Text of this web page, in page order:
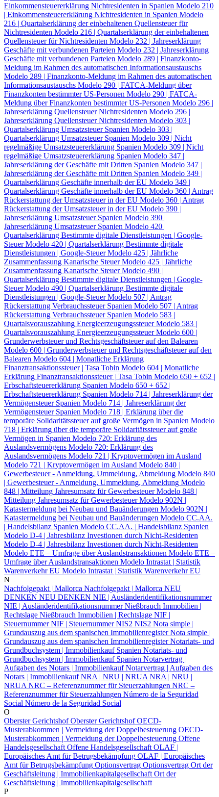
Einkommensteuererklärung Nichtresidenten in Spanien Modelo 210
| Einkommensteuererklärung Nichtresidenten in Spanien Modelo
216 | Quartalserklärung der einbehaltenen Quellensteuer für
Nichtresidenten Modelo 216 | Quartalserklärung der einbehaltenen
Quellensteuer für Nichtresidenten Modelo 232 | Jahreserklärung
Geschäfte mit verbundenen Parteien Modelo 232 | Jahreserklärung
Geschäfte mit verbundenen Parteien Modelo 289 | Finanzkonto-
Meldung im Rahmen des automatischen Informationsaustauschs
Modelo 289 | Finanzkonto-Meldung im Rahmen des automatischen
Informationsaustauschs Modelo 290 | FATCA-Meldung über
Finanzkonten bestimmter US-Personen Modelo 290 | FATCA-
Meldung über Finanzkonten bestimmter US-Personen Modelo 296 |
Jahreserklärung Quellensteuer Nichtresidenten Modelo 296 |
Jahreserklärung Quellensteuer Nichtresidenten Modelo 303 |
Quartalserklärung Umsatzsteuer Spanien Modelo 303 |
Quartalserklärung Umsatzsteuer Spanien Modelo 309 | Nicht
regelmäßige Umsatzsteuererklärung Spanien Modelo 309 | Nicht
regelmäßige Umsatzsteuererklärung Spanien Modelo 347 |
Jahreserklärung der Geschäfte mit Dritten Spanien Modelo 347 |
Jahreserklärung der Geschäfte mit Dritten Spanien Modelo 349 |
Quartalserklärung Geschäfte innerhalb der EU Modelo 349 |
Quartalserklärung Geschäfte innerhalb der EU Modelo 360 | Antrag
Rückerstattung der Umsatzsteuer in der EU Modelo 360 | Antrag
Rückerstattung der Umsatzsteuer in der EU Modelo 390 |
Jahreserklärung Umsatzsteuer Spanien Modelo 390 |
Jahreserklärung Umsatzsteuer Spanien Modelo 420 |
Quartalserklärung Bestimmte digitale Dienstleistungen | Google-
Steuer Modelo 420 | Quartalserklärung Bestimmte digitale
Dienstleistungen | Google-Steuer Modelo 425 | Jährliche
Zusammenfassung Kanarische Steuer Modelo 425 | Jährliche
Zusammenfassung Kanarische Steuer Modelo 490 |
Quartalserklärung Bestimmte digitale Dienstleistungen | Google-
Steuer Modelo 490 | Quartalserklärung Bestimmte digitale
Dienstleistungen | Google-Steuer Modelo 507 | Antrag
Rückerstattung Verbrauchssteuer Spanien Modelo 507 | Antrag
Rückerstattung Verbrauchssteuer Spanien Modelo 583 |
Quartalsvorauszahlung Energieerzeugungssteuer Modelo 583 |
Quartalsvorauszahlung Energieerzeugungssteuer Modelo 600 |
Grunderwerbsteuer und Rechtsgeschäftsteuer auf den Balearen
Modelo 600 | Grunderwerbsteuer und Rechtsgeschäftsteuer auf den
Balearen Modelo 604 | Monatliche Erklärung
Finanztransaktionssteuer | Tasa Tobin Modelo 604 | Monatliche
Erklärung Finanztransaktionssteuer | Tasa Tobin Modelo 650 + 652 |
Erbschaftsteuererklärung Spanien Modelo 650 + 652 |
Erbschaftsteuererklärung Spanien Modelo 714 | Jahreserklärung der
Vermögensteuer Spanien Modelo 714 | Jahreserklärung der
Vermögensteuer Spanien Modelo 718 | Erklärung über die
temporäre Solidaritätssteuer auf große Vermögen in Spanien Modelo
718 | Erklärung über die temporäre Solidaritätssteuer auf große
Vermögen in Spanien Modelo 720: Erklärung des
Auslandsvermögens Modelo 720: Erklärung des
Auslandsvermögens Modelo 721 | Kryptovermögen im Ausland
Modelo 721 | Kryptovermögen im Ausland Modelo 840 |
Gewerbesteuer - Anmeldung, Ummeldung, Abmeldung Modelo 840
| Gewerbesteuer - Anmeldung, Ummeldung, Abmeldung Modelo
848 | Mitteilung Jahresumsatz für Gewerbesteuer Modelo 848 |
Mitteilung Jahresumsatz für Gewerbesteuer Modelo 902N |
Katastermeldung bei Neubau und Bauänderungen Modelo 902N |
Katastermeldung bei Neubau und Bauänderungen Modelo CC.AA.
| Handelsbilanz Spanien Modelo CC.AA. | Handelsbilanz Spanien
Modelo D-4 | Jahresbilanz Investionen durch Nicht-Residenten
Modelo D-4 | Jahresbilanz Investionen durch Nicht-Residenten
Modelo ETE – Umfrage über Auslandstransaktionen Modelo ETE –
Umfrage über Auslandstransaktionen Modelo Intrastat | Statistik
Warenverkehr EU Modelo Intrastat | Statistik Warenverkehr EU
N
Nachfolgepakt | Mallorca Nachfolgepakt | Mallorca NEU
DENKEN NEU DENKEN NIE | Ausländeridentifikationsnummer
NIE | Ausländeridentifikationsnummer Nießbrauch Immobilien |
Rechtslage Nießbrauch Immobilien | Rechtslage NIF |
Steuernummer NIF | Steuernummer NIS2 NIS2 Nota simple |
Grundauszug aus dem spanischen Immobilienregister Nota simple |
Grundauszug aus dem spanischen Immobilienregister Notariats- und
Grundbuchsystem | Immobilienkauf Spanien Notariats- und
Grundbuchsystem | Immobilienkauf Spanien Notarvertrag |
Aufgaben des Notars | Immobilienkauf Notarvertrag | Aufgaben des
Notars | Immobilienkauf NRA | NRU | NRUA NRA | NRU |
NRUA NRC – Referenznummer für Steuerzahlungen NRC –
Referenznummer für Steuerzahlungen Número de la Seguridad
Social Número de la Seguridad Social
O
Oberster Gerichtshof Oberster Gerichtshof OECD-
Musterabkommen | Vermeidung der Doppelbesteuerung OECD-
Musterabkommen | Vermeidung der Doppelbesteuerung Offene
Handelsgesellschaft Offene Handelsgesellschaft OLAF |
Europäisches Amt für Betrugsbekämpfung OLAF | Europäisches
Amt für Betrugsbekämpfung Optionsvertrag Optionsvertrag Ort der
Geschäftsleitung | ImmobilienkapitalgesellschaftOrt der
Geschäftsleitung | Immobilienkapitalgesellschaft
P